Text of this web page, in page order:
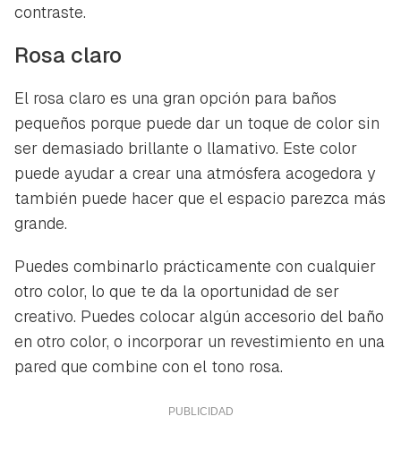
INICIAR SESIÓN
contraste.
Rosa claro
El rosa claro es una gran opción para baños
pequeños porque puede dar un toque de color sin
ser demasiado brillante o llamativo. Este color
puede ayudar a crear una atmósfera acogedora y
también puede hacer que el espacio parezca más
grande.
Puedes combinarlo prácticamente con cualquier
otro color, lo que te da la oportunidad de ser
creativo. Puedes colocar algún accesorio del baño
en otro color, o incorporar un revestimiento en una
pared que combine con el tono rosa.